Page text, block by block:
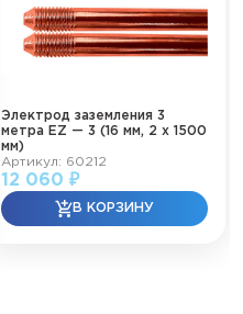
Электрод заземления 3
метра EZ — 3 (16 мм, 2 х 1500
мм)
Артикул: 60212
12 060 ₽